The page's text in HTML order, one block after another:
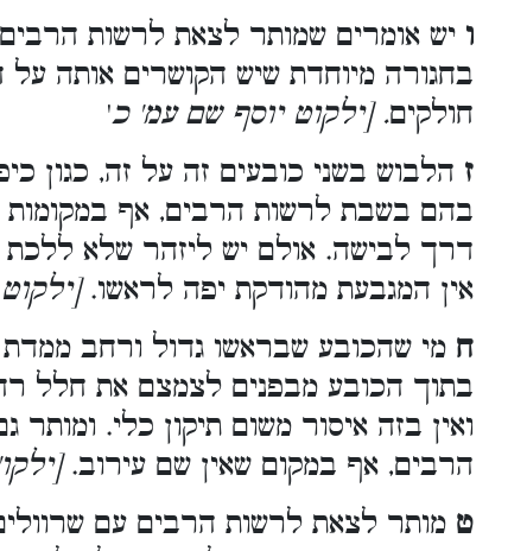
ו יש אומרים שמותר לצאת לרשות הרבים
בחגורה מיוחדת שיש הקושרים אותה
חולקים. [ילקוט יוסף שם עמ' כ'
ז הלבוש בשני כובעים זה על זה, כגון
בהם בשבת לרשות הרבים, אף במקומות
דרך לבישה. אולם יש ליזהר שלא
אין המגבעת מהודקת יפה לראשו.
ח מי שהכובע שבראשו גדול ורחב
בתוך הכובע מבפנים לצמצם את חלל
ואין בזה איסור משום תיקון כלי.
הרבים, אף במקום שאין שם עירוב.
ט מותר לצאת לרשות הרבים עם